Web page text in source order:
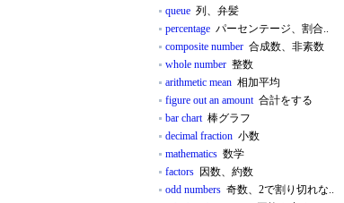
queue 列、弁髪
percentage パーセンテージ、割合..
composite number 合成数、非素数
whole number 整数
arithmetic mean 相加平均
figure out an amount合計をする
bar chart棒グラフ
decimal fraction 小数
mathematics 数学
factors 因数、約数
odd numbers 奇数、2で割り切れな..